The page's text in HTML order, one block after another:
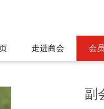
走进商会 会
副